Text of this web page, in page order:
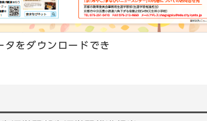
をダウンロードでき